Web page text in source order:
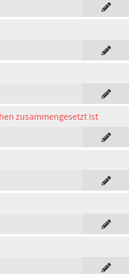
zusammengesetzt ist